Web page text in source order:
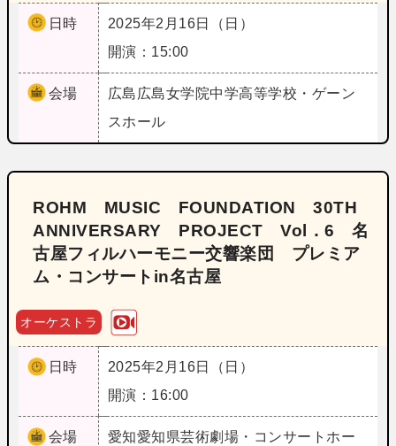
日時
2025年2月16日（日）
開演：15:00
会場 広島 広島女学院中学高等学校・ゲーン
スホール
ROHM MUSIC FOUNDATION 30TH
ANNIVERSARY PROJECT Vol．6 名
古屋フィルハーモニー交響楽団 プレミア
ム・コンサートin名古屋
オーケストラ
日時
2025年2月16日（日）
開演：16:00
会場 愛知愛知県芸術劇場・コンサートホー